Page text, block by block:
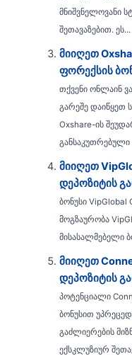
მნიშვნელოვანი
შეთავაზებით. ეს...
მიიღეთ
ფორექსის
თქვენი ონლაინ
გარეშე დაიწყეთ
Oxshare-ის
განსაკუთრებული
მიიღეთ
დეპოზიტის
ბონუსი VipGlobal
მოგზაურობა
მისასალმებელი
მიიღეთ
დეპოზიტის
პოტენციალი
ბონუსით
გაძლიერების
ექსკლუზიურ